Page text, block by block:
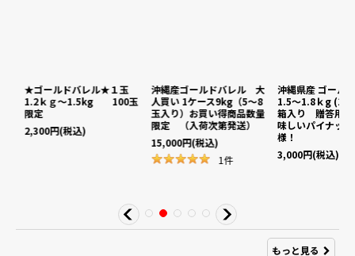
★ゴールドバレル★１玉
1.2ｋｇ〜1.5kg 100玉
限定
2,300円(税込)
沖縄産ゴールドバレル 大
人買い 1ケース9kg（5〜8
玉入り）お買い得商品数量
限定 （入荷次第発送）
15,000円(税込)
1件
沖縄県産 ゴール
1.5〜1.8ｋg (1
箱入り 贈答用
味しいパイナッ
様！
3,000円(税込)
もっと見る